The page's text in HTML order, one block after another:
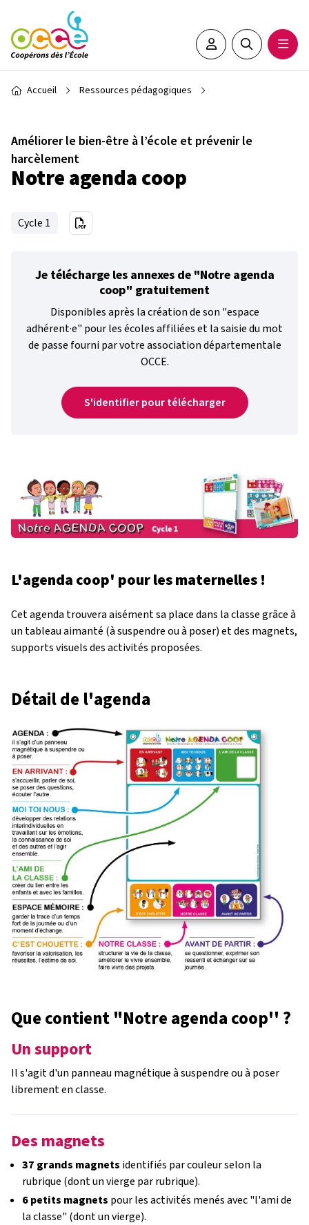
Aller au contenu principal
Espace adhérent•e
Rechercher
Fil d'Ariane
Accueil Ressources pédagogiques
Améliorer le bien-être à l’école et prévenir le
harcèlement
Notre agenda coop
Cycle 1
L'agenda coop' pour les maternelles !
Cet agenda trouvera aisément sa place dans la classe grâce à
un tableau aimanté (à suspendre ou à poser) et des magnets,
supports visuels des activités proposées.
Détail de l'agenda
Que contient "Notre agenda coop'' ?
Un support
Il s'agit d'un panneau magnétique à suspendre ou à poser
librement en classe.
Des magnets
37 grands magnets identifiés par couleur selon la
rubrique (dont un vierge par rubrique).
6 petits magnets pour les activités menés avec "l'ami de
la classe" (dont un vierge).
Je télécharge les annexes de "Notre agenda
coop" gratuitement
Disponibles après la création de son "espace
adhérent·e" pour les écoles affiliées et la saisie du mot
de passe fourni par votre association départementale
OCCE.
S'identifier pour télécharger